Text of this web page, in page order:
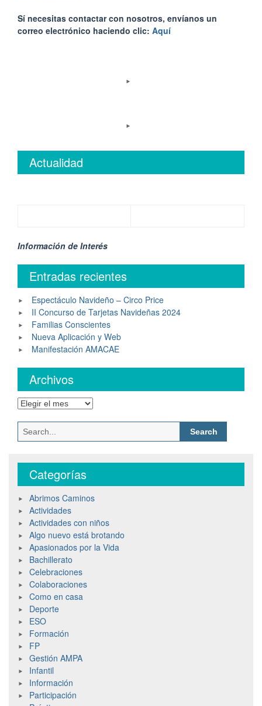
Sí necesitas contactar con nosotros, envíanos un
correo electrónico haciendo clic: Aquí
Actualidad
Información de Interés
Entradas recientes
Espectáculo Navideño – Circo Price
II Concurso de Tarjetas Navideñas 2024
Familias Conscientes
Nueva Aplicación y Web
Manifestación AMACAE
Archivos
Categorías
Abrimos Caminos
Actividades
Actividades con niños
Algo nuevo está brotando
Apasionados por la Vida
Bachillerato
Celebraciones
Colaboraciones
Como en casa
Deporte
ESO
Formación
FP
Gestión AMPA
Infantil
Información
Participación